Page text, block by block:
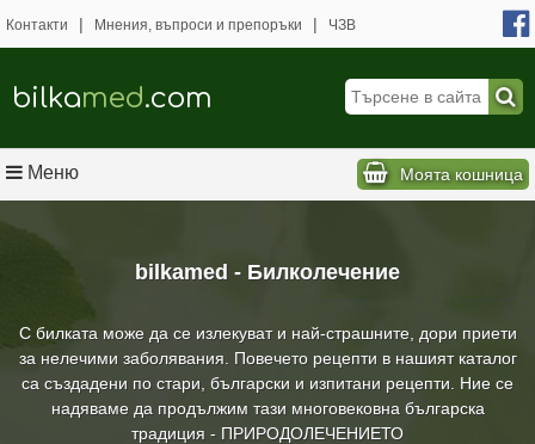
bilkamed - Билколечение
С билката може да се излекуват и най-страшните, дори приети
за нелечими заболявания. Повечето рецепти в нашият каталог
са създадени по стари, български и изпитани рецепти. Ние се
надяваме да продължим тази многовековна българска
традиция - ПРИРОДОЛЕЧЕНИЕТО
Контакти | Мнения, въпроси и препоръки | ЧЗВ
bilkamed.com
Меню Моята кошница